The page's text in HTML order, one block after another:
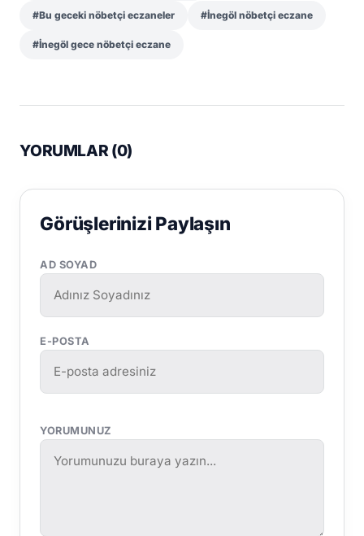
#Bu geceki nöbetçi eczaneler #İnegöl nöbetçi eczane
#İnegöl gece nöbetçi eczane
YORUMLAR (0)
Görüşlerinizi Paylaşın
AD SOYAD
E-POSTA
YORUMUNUZ